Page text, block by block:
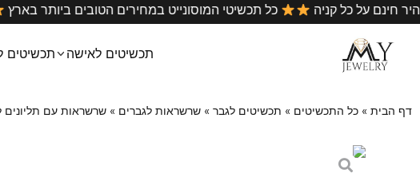
משלוח מהיר חינם על כל קניה כל תכשיטי המוסונייט במחירים הטובים
תכשיטים לאישה תכשיטים
דף הבית » כל התכשיטים » תכשיטים לגבר » שרשראות לגברים » שרשראות עם תליונים